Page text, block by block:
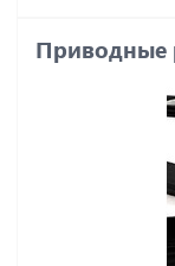
Приводные